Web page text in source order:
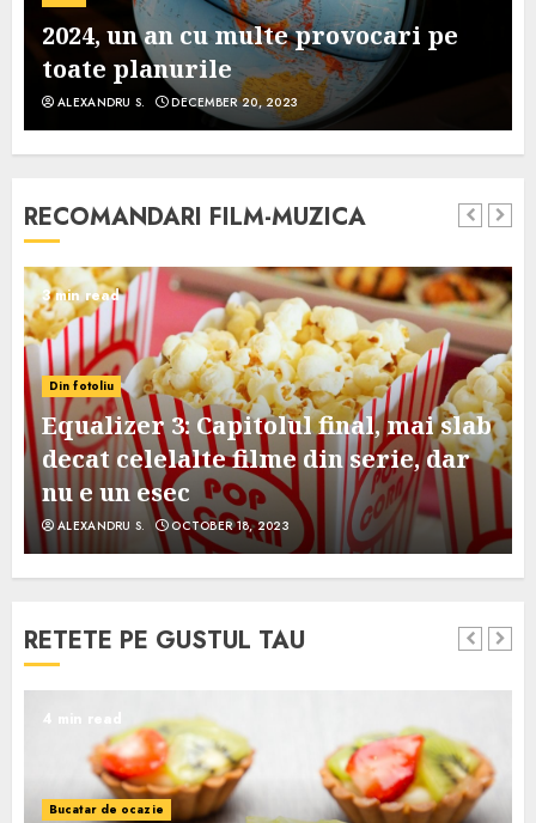
2024, un an cu multe provocari pe
toate planurile
ALEXANDRU S. DECEMBER 20, 2023
RECOMANDARI FILM-MUZICA
3 min read
Din fotoliu
Equalizer 3: Capitolul final, mai slab
decat celelalte filme din serie, dar
nu e un esec
ALEXANDRU S. OCTOBER 18, 2023
RETETE PE GUSTUL TAU
4 min read
Bucatar de ocazie